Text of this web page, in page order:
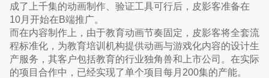
成了上千集的动画制作、验证工具可行后，皮影客准备在
10月开始在B端推广。
而在内容制作上，由于教育动画节奏固定，皮影客将全套流
程标准化，为教育培训机构提供动画与游戏化内容的设计生
产服务，其客户包括教育的行业独角兽和上市公司。在实际
的项目合作中，已经实现了单个项目每月200集的产能。